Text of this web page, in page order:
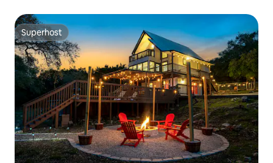
Superhost
Superhost